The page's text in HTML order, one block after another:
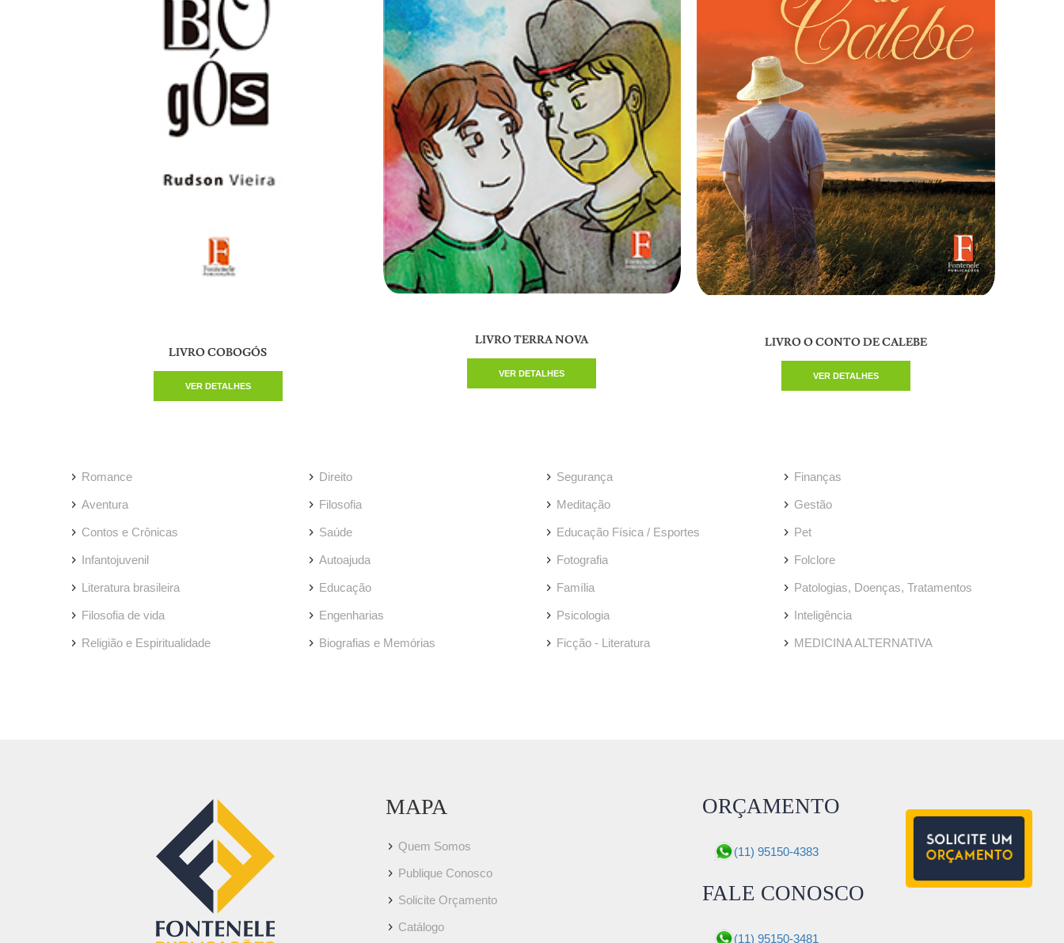
LIVRO COBOGÓS
VER DETALHES
LIVRO TERRA NOVA
VER DETALHES
LIVRO O CONTO DE CALEBE
VER DETALHES
Romance
Aventura
Contos e Crônicas
Infantojuvenil
Literatura brasileira
Filosofia de vida
Religião e Espiritualidade
Direito
Filosofia
Saúde
Autoajuda
Educação
Engenharias
Biografias e Memórias
Segurança
Meditação
Educação Física / Esportes
Fotografia
Família
Psicologia
Ficção - Literatura
Finanças
Gestão
Pet
Folclore
Patologias, Doenças, Tratamentos
Inteligência
MEDICINA ALTERNATIVA
MAPA
Quem Somos
Publique Conosco
Solicite Orçamento
Catálogo
ORÇAMENTO
(11) 95150-4383
FALE CONOSCO
(11) 95150-3481